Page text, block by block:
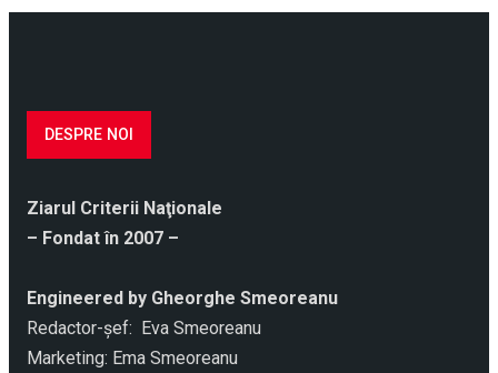
DESPRE NOI
Ziarul Criterii Naţionale
– Fondat în 2007 –
Engineered by Gheorghe Smeoreanu
Redactor-şef: Eva Smeoreanu
Marketing: Ema Smeoreanu